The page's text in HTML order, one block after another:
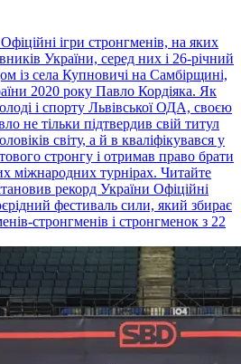
ігри стронгменів, на яких
України, серед них і 26-річний
із села Купновичі на Самбірщині,
2020 року Павло Кордіяка. Як
і спорту Львівської ОДА, своєю
не тільки підтвердив свій титул
світу, а й в кваліфікувався у
стронгу і отримав право брати
міжнародних турнірах. Читайте
рекорд України Офіційні
фестиваль сили, який збирає
стронгменів і стронгменок з 22